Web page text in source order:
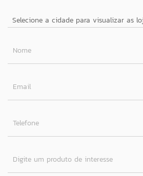
Nome
Email
Telefone
Digite um produto de interesse